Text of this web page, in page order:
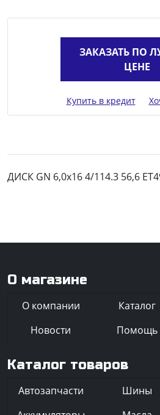
ЗАКАЗАТЬ ПО
ЦЕНЕ
Купить в кредит
ДИСК GN 6,0x16 4/114.3 56,6
О магазине
О компании Каталог
Новости
Помощь
Каталог товаров
Автозапчасти Шины